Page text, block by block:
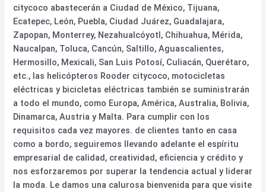
citycoco abastecerán a Ciudad de México, Tijuana,
Ecatepec, León, Puebla, Ciudad Juárez, Guadalajara,
Zapopan, Monterrey, Nezahualcóyotl, Chihuahua, Mérida,
Naucalpan, Toluca, Cancún, Saltillo, Aguascalientes,
Hermosillo, Mexicali, San Luis Potosí, Culiacán, Querétaro,
etc., las helicópteros Rooder citycoco, motocicletas
eléctricas y bicicletas eléctricas también se suministrarán
a todo el mundo, como Europa, América, Australia, Bolivia,
Dinamarca, Austria y Malta. Para cumplir con los
requisitos cada vez mayores. de clientes tanto en casa
como a bordo, seguiremos llevando adelante el espíritu
empresarial de calidad, creatividad, eficiencia y crédito y
nos esforzaremos por superar la tendencia actual y liderar
la moda. Le damos una calurosa bienvenida para que visite